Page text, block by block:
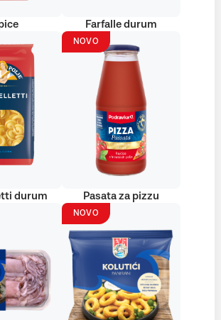
Farfalle durum
durum
NOVO
Pasata za pizzu
NOVO